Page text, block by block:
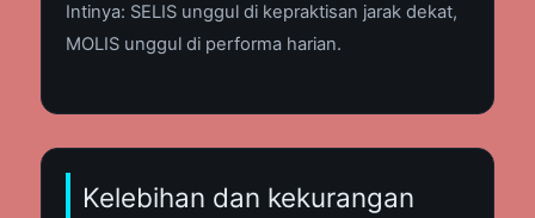
Intinya: SELIS unggul di kepraktisan jarak dekat,
MOLIS unggul di performa harian.
Kelebihan dan kekurangan